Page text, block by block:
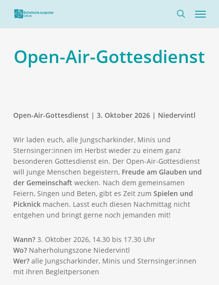
main
Menü
Open-Air-Gottesdienst
Open-Air-Gottesdienst | 3. Oktober 2026 | Niedervintl
Wir laden euch, alle Jungscharkinder, Minis und
Sternsinger:innen im Herbst wieder zu einem ganz
besonderen Gottesdienst ein. Der Open-Air-Gottesdienst
will junge Menschen begeistern, Freude am Glauben und
der Gemeinschaft wecken. Nach dem gemeinsamen
Feiern, Singen und Beten, gibt es Zeit zum Spielen und
Picknickmachen. Lasst euch diesen Nachmittag nicht
entgehen und bringt gerne noch jemanden mit!
Wann?3. Oktober 2026, 14.30 bis 17.30 Uhr
Wo?Naherholungszone Niedervintl
Wer?alle Jungscharkinder, Minis und Sternsinger:innen
mit ihren Begleitpersonen